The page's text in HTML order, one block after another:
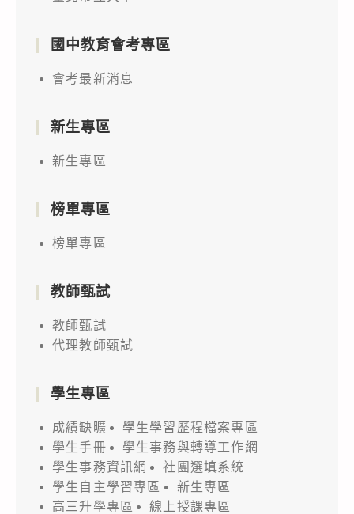
國中教育會考專區
會考最新消息
新生專區
新生專區
榜單專區
榜單專區
教師甄試
教師甄試
代理教師甄試
學生專區
成績缺曠
學生學習歷程檔案專區
學生手冊
學生事務與轉導工作網
學生事務資訊網
社團選填系統
學生自主學習專區
新生專區
高三升學專區
線上授課專區